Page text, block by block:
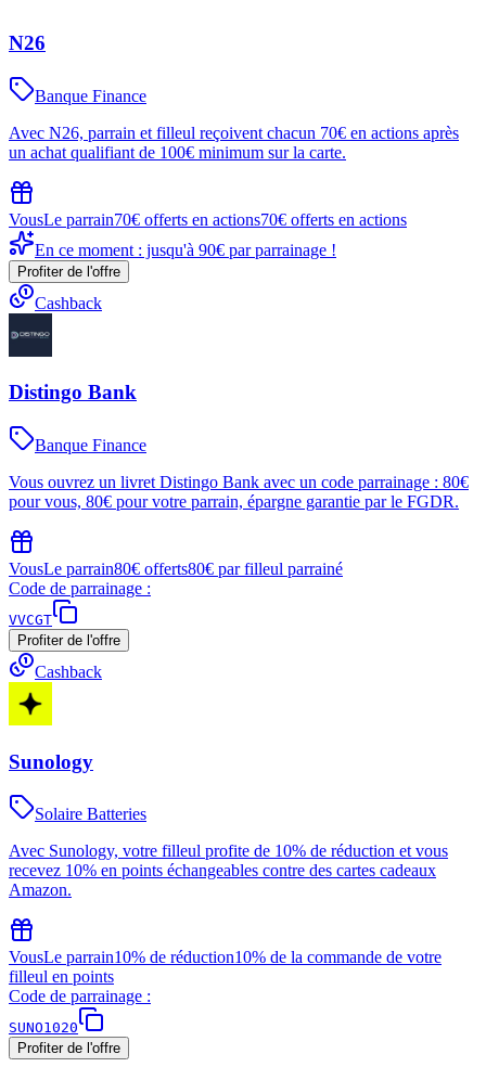
N26
Banque Finance
Avec N26, parrain et filleul reçoivent chacun 70€ en actions après
un achat qualifiant de 100€ minimum sur la carte.
VousLe parrain70€ offerts en actions70€ offerts en actions
En ce moment : jusqu'à 90€ par parrainage !
Profiter de l'offre
Cashback
Distingo Bank
Banque Finance
Vous ouvrez un livret Distingo Bank avec un code parrainage : 80€
pour vous, 80€ pour votre parrain, épargne garantie par le FGDR.
VousLe parrain80€ offerts80€ par filleul parrainé
Code de parrainage :
VVCGT
Profiter de l'offre
Cashback
Sunology
Solaire Batteries
Avec Sunology, votre filleul profite de 10% de réduction et vous
recevez 10% en points échangeables contre des cartes cadeaux
Amazon.
VousLe parrain10% de réduction10% de la commande de votre
filleul en points
Code de parrainage :
SUNO1020
Profiter de l'offre